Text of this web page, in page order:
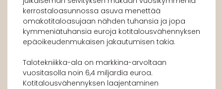
kerrostaloasunnossa asuva menettää
omakotitaloasujaan nähden tuhansia ja jopa
kymmeniätuhansia euroja kotitalousvähennyksen
epäoikeudenmukaisen jakautumisen takia.
Talotekniikka-ala on markkina-arvoltaan
vuositasolla noin 6,4 miljardia euroa.
Kotitalousvähennyksen laajentaminen